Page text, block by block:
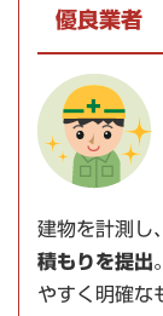
優良業者
建物を計測し
積もりを提出
やすく明確な